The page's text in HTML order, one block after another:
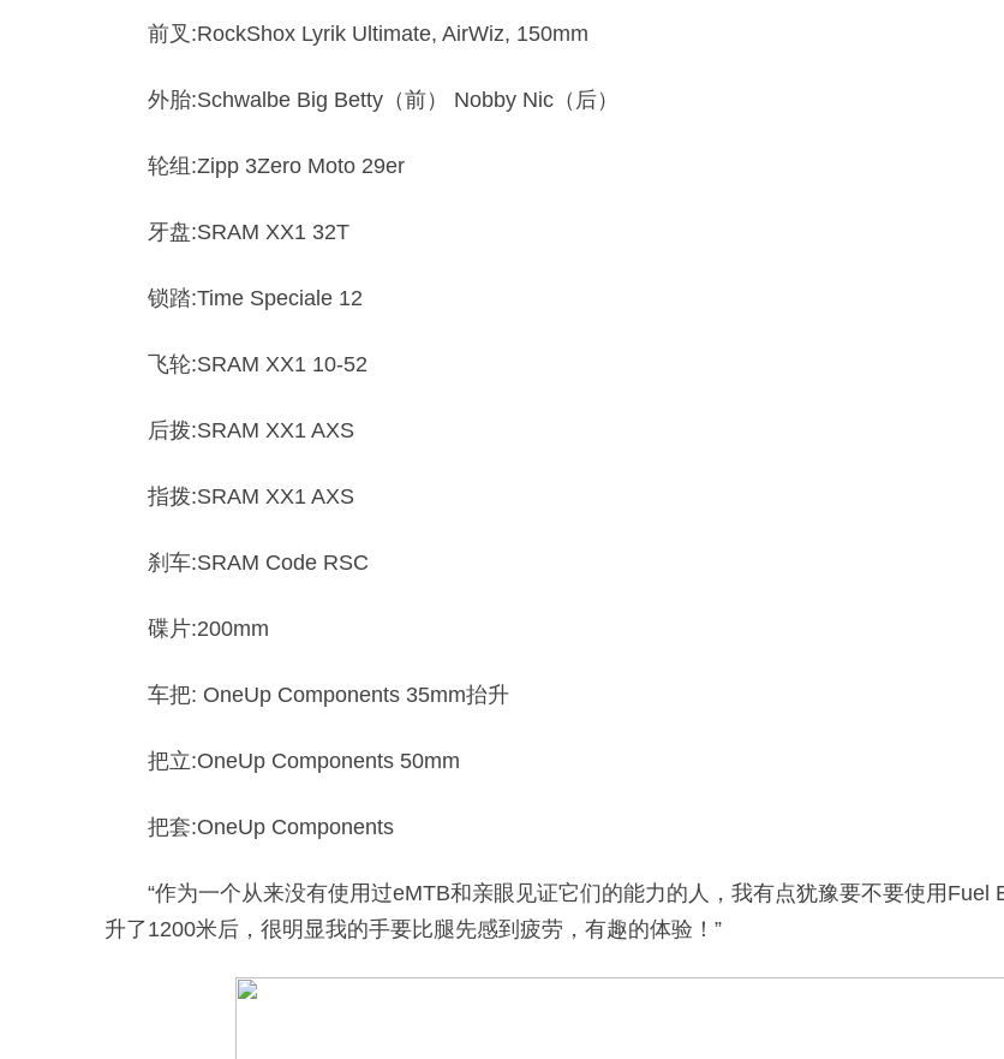
前叉:RockShox Lyrik Ultimate, AirWiz, 150mm
外胎:Schwalbe Big Betty（前） Nobby Nic（后）
轮组:Zipp 3Zero Moto 29er
牙盘:SRAM XX1 32T
锁踏:Time Speciale 12
飞轮:SRAM XX1 10-52
后拨:SRAM XX1 AXS
指拨:SRAM XX1 AXS
刹车:SRAM Code RSC
碟片:200mm
车把: OneUp Components 35mm抬升
把立:OneUp Components 50mm
把套:OneUp Components
“作为一个从来没有使用过eMTB和亲眼见证它们的能力的人，我有点犹豫要不要使用
升了1200米后，很明显我的手要比腿先感到疲劳，有趣的体验！”